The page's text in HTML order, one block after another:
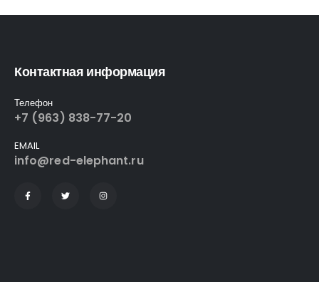
Контактная информация
Телефон
+7 (963) 838-77-20
EMAIL
info@red-elephant.ru